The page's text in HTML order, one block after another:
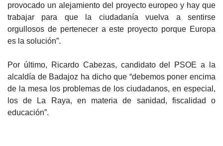
provocado un alejamiento del proyecto europeo y hay que
trabajar para que la ciudadanía vuelva a sentirse
orgullosos de pertenecer a este proyecto porque Europa
es la solución”.
Por último, Ricardo Cabezas, candidato del PSOE a la
alcaldía de Badajoz ha dicho que “debemos poner encima
de la mesa los problemas de los ciudadanos, en especial,
los de La Raya, en materia de sanidad, fiscalidad o
educación”.